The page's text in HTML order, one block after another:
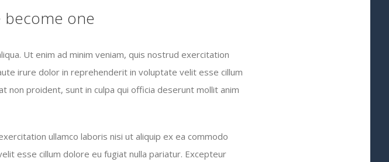
become one
Ut enim ad minim veniam, quis nostrud exercitation
irure dolor in reprehenderit in voluptate velit esse cillum
non proident, sunt in culpa qui officia deserunt mollit anim
ullamco laboris nisi ut aliquip ex ea commodo
esse cillum dolore eu fugiat nulla pariatur. Excepteur